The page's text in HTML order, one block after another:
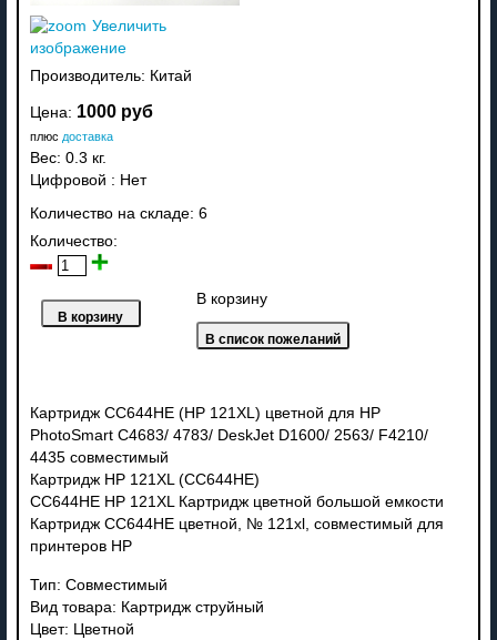
Увеличить
изображение
Производитель: Китай
Цена: 1000 руб
плюс доставка
Вес: 0.3 кг.
Цифровой : Нет
Количество на складе: 6
Количество:
В корзину
Картридж CC644HE (HP 121XL) цветной для HP
PhotoSmart C4683/ 4783/ DeskJet D1600/ 2563/ F4210/
4435 совместимый
Картридж HP 121XL (CC644HE)
CC644HE HP 121XL Картридж цветной большой емкости
Картридж CC644HE цветной, № 121xl, совместимый для
принтеров HP
Тип: Совместимый
Вид товара: Картридж струйный
Цвет: Цветной